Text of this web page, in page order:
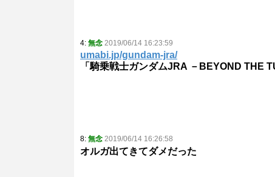
4: 無念 2019/06/14 16:23:59
umabi.jp/gundam-jra/
「騎乗戦士ガンダムJRA －BEYOND THE
8: 無念 2019/06/14 16:26:58
オルガ出てきてダメだった